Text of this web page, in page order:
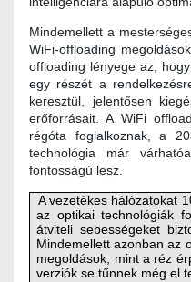
Mindemellett a
WiFi-offloading
offloading lényege az,
egy részét a
keresztül, jelentősen
erőforrásait. A WiFi
régóta foglalkoznak, a
technológia már
fontosságú lesz.
A vezetékes hálózatokat
az optikai technológiák
átviteli sebességeket
Mindemellett azonban az
megoldások, mint a réz
verziók se tűnnek még